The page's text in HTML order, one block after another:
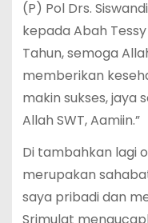
(P) Pol Drs.
kepada Abah
Tahun, semoga
memberikan
makin sukses, jaya
Allah SWT, Aamiin.”
Di tambahkan lagi
merupakan
saya pribadi dan